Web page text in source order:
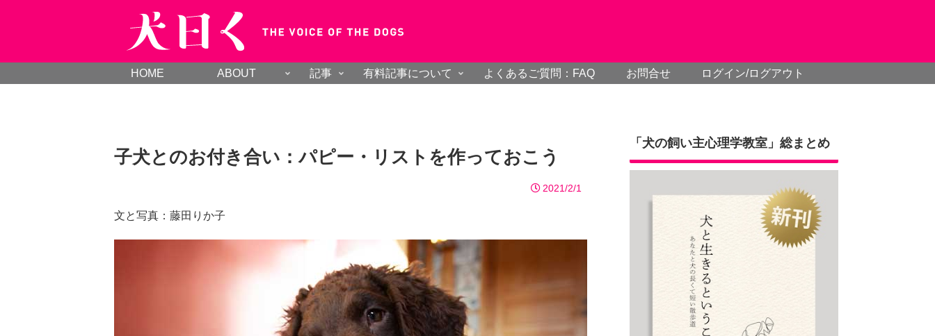
HOME ABOUT 記事 有料記事について よくあるご質問：FAQ お問合せ ログイン/ログアウト
子犬とのお付き合い：パピー・リストを作っておこう
2021/2/1
文と写真：藤田りか子
「犬の飼い主心理学教室」総まとめ